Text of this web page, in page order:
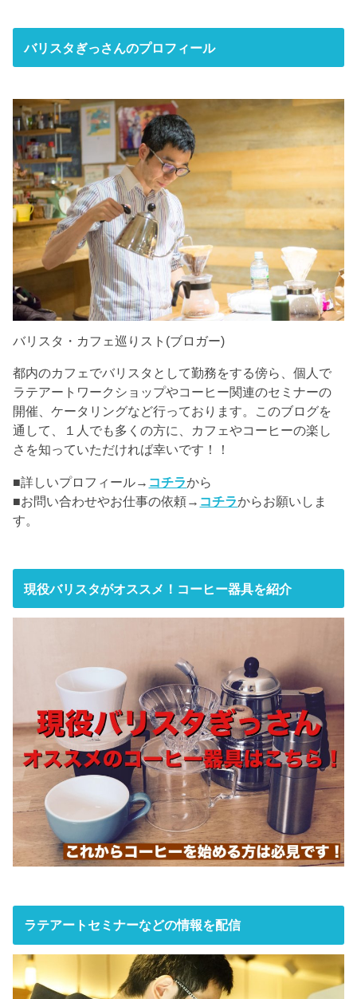
バリスタぎっさんのプロフィール
バリスタ・カフェ巡りスト(ブロガー)
都内のカフェでバリスタとして勤務をする傍ら、個人で
ラテアートワークショップやコーヒー関連のセミナーの
開催、ケータリングなど行っております。このブログを
通して、１人でも多くの方に、カフェやコーヒーの楽し
さを知っていただければ幸いです！！
■詳しいプロフィール→ コチラから
■お問い合わせやお仕事の依頼→ コチラからお願いしま
す。
現役バリスタがオススメ！コーヒー器具を紹介
ラテアートセミナーなどの情報を配信